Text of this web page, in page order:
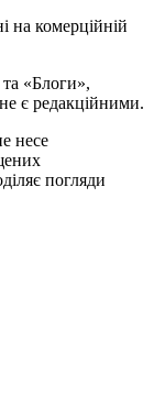
на комерційній
«Блоги»,
не є редакційними.
несе
погляди